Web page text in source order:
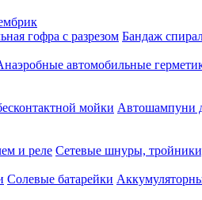
гофра с разрезом Бандаж
автомобильные
мойки Автошампуни
и реле Сетевые шнуры,
Солевые батарейки